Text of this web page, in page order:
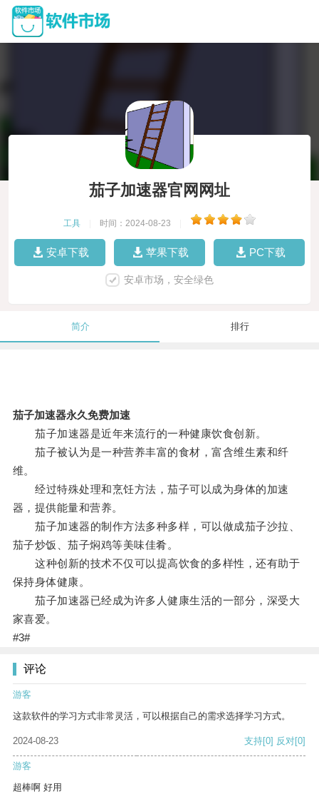
茄子加速器官网网址
工具 时间：2024-08-23
安卓下载 苹果下载 PC下载
安卓市场，安全绿色
简介 排行
茄子加速器永久免费加速
茄子加速器是近年来流行的一种健康饮食创新。
茄子被认为是一种营养丰富的食材，富含维生素和纤
维。
经过特殊处理和烹饪方法，茄子可以成为身体的加速
器，提供能量和营养。
茄子加速器的制作方法多种多样，可以做成茄子沙拉、
茄子炒饭、茄子焖鸡等美味佳肴。
这种创新的技术不仅可以提高饮食的多样性，还有助于
保持身体健康。
茄子加速器已经成为许多人健康生活的一部分，深受大
家喜爱。
#3#
评论
游客
这款软件的学习方式非常灵活，可以根据自己的需求选择学习方式。
2024-08-23 支持[0] 反对[0]
游客
超棒啊 好用